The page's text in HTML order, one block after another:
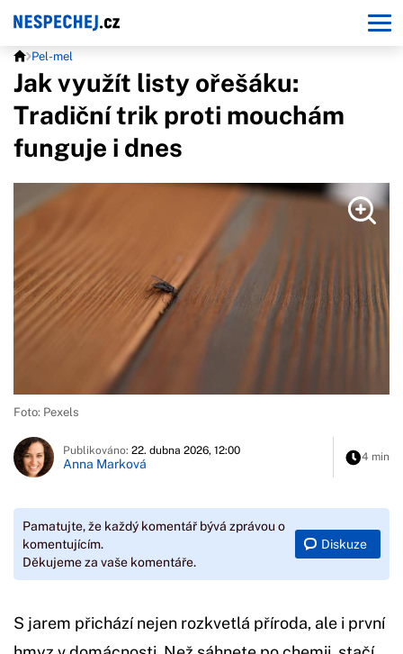
Pel-mel
Jak využít listy ořešáku:
Tradiční trik proti mouchám
funguje i dnes
Foto: Pexels
Publikováno: 22. dubna 2026, 12:00
Anna Marková 4 min
Pamatujte, že každý komentář bývá zprávou o
komentujícím.
Děkujeme za vaše komentáře.
Diskuze
S jarem přichází nejen rozkvetlá příroda, ale i první